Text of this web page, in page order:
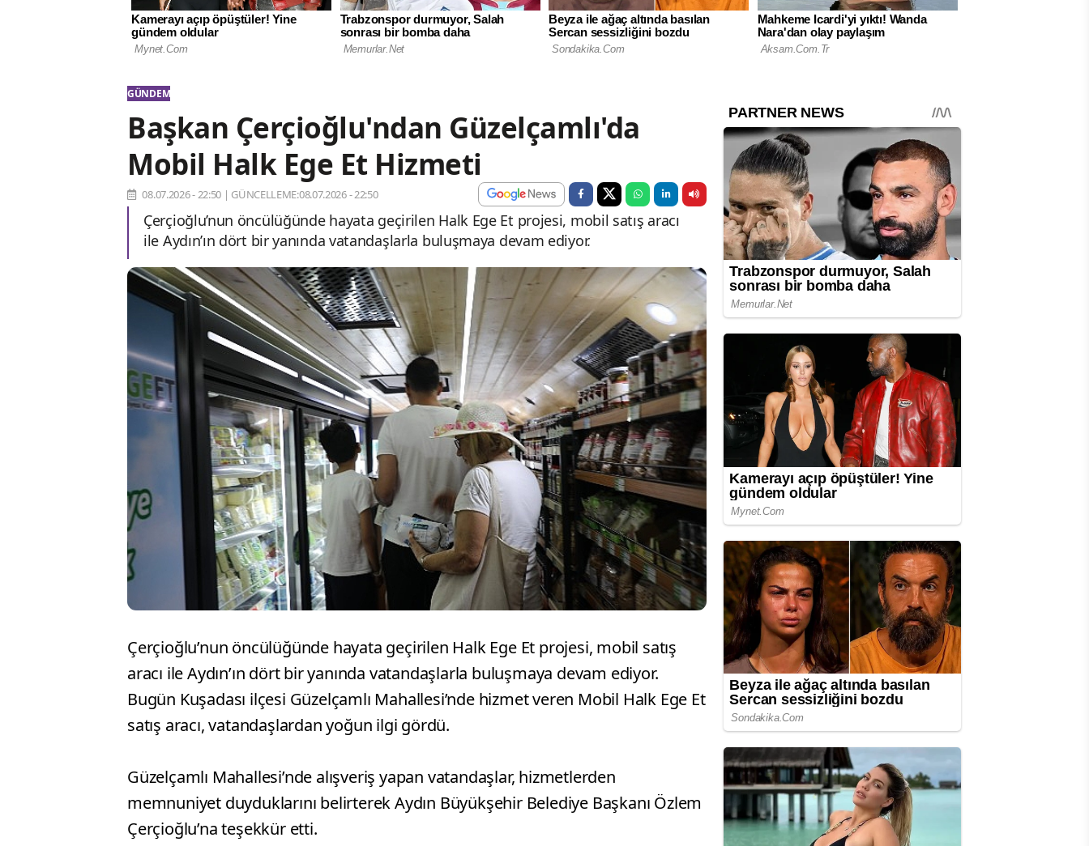
GÜNDEM
Başkan Çerçioğlu'ndan Güzelçamlı'da
Mobil Halk Ege Et Hizmeti
08.07.2026 - 22:50 | GÜNCELLEME:08.07.2026 - 22:50
Çerçioğlu’nun öncülüğünde hayata geçirilen Halk Ege Et projesi, mobil satış aracı
ile Aydın’ın dört bir yanında vatandaşlarla buluşmaya devam ediyor.
Çerçioğlu’nun öncülüğünde hayata geçirilen Halk Ege Et projesi, mobil satış
aracı ile Aydın’ın dört bir yanında vatandaşlarla buluşmaya devam ediyor.
Bugün Kuşadası ilçesi Güzelçamlı Mahallesi’nde hizmet veren Mobil Halk Ege Et
satış aracı, vatandaşlardan yoğun ilgi gördü.
Güzelçamlı Mahallesi’nde alışveriş yapan vatandaşlar, hizmetlerden
memnuniyet duyduklarını belirterek Aydın Büyükşehir Belediye Başkanı Özlem
Çerçioğlu’na teşekkür etti.